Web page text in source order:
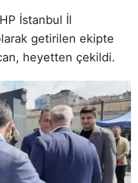
İstanbul İl
getirilen ekipte
heyetten çekildi.